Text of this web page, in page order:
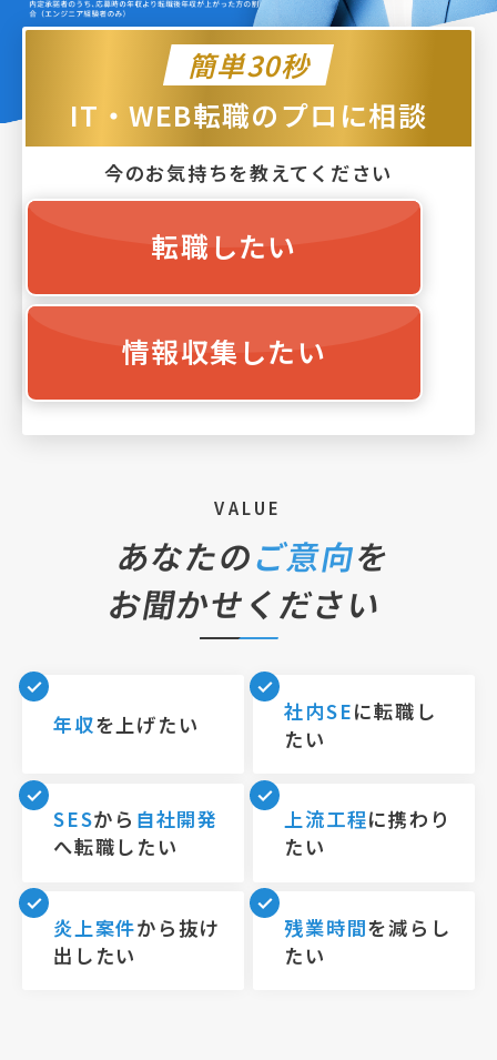
簡単30秒
IT・WEB転職のプロに相談
今のお気持ちを教えてください
転職したい
情報収集したい
VALUE
あなたのご意向を
お聞かせください
年収を上げたい 社内SEに転職し
たい
SESから 自社開発
へ転職したい
上流工程に携わり
たい
炎上案件から抜け
出したい
残業時間を減らし
たい